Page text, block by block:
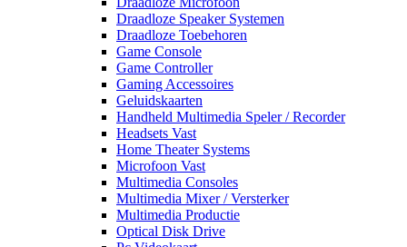
Draadloze Speaker Systemen
Draadloze Toebehoren
Game Console
Game Controller
Gaming Accessoires
Geluidskaarten
Handheld Multimedia Speler / Recorder
Headsets Vast
Home Theater Systems
Microfoon Vast
Multimedia Consoles
Multimedia Mixer / Versterker
Multimedia Productie
Optical Disk Drive